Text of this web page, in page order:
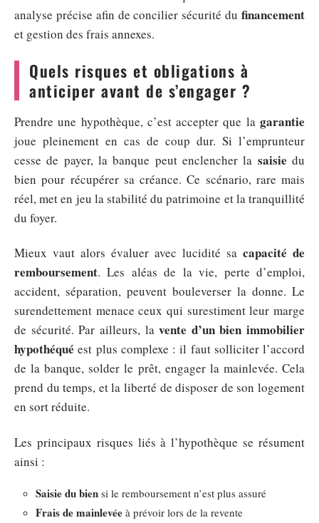
analyse précise afin de concilier sécurité du financement
et gestion des frais annexes.
Quels risques et obligations à
anticiper avant de s’engager ?
Prendre une hypothèque, c’est accepter que la garantie
joue pleinement en cas de coup dur. Si l’emprunteur
cesse de payer, la banque peut enclencher la saisie du
bien pour récupérer sa créance. Ce scénario, rare mais
réel, met en jeu la stabilité du patrimoine et la tranquillité
du foyer.
Mieux vaut alors évaluer avec lucidité sa capacité de
remboursement. Les aléas de la vie, perte d’emploi,
accident, séparation, peuvent bouleverser la donne. Le
surendettement menace ceux qui surestiment leur marge
de sécurité. Par ailleurs, lavente d’un bien immobilier
hypothéqué est plus complexe : il faut solliciter l’accord
de la banque, solder le prêt, engager la mainlevée. Cela
prend du temps, et la liberté de disposer de son logement
en sort réduite.
Les principaux risques liés à l’hypothèque se résument
ainsi :
Saisie du bien si le remboursement n’est plus assuré
Frais de mainlevée à prévoir lors de la revente